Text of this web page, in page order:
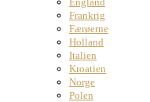
Frankrig
Færøerne
Holland
Italien
Kroatien
Norge
Polen